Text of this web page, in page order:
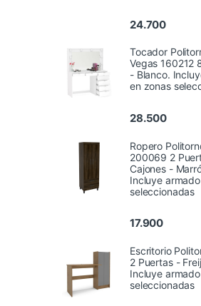
24.700
Tocador
Vegas 160212
- Blanco.
en zonas
28.500
Ropero
200069 2
Cajones -
Incluye
seleccionadas
17.900
Escritorio
2 Puertas -
Incluye
seleccionadas